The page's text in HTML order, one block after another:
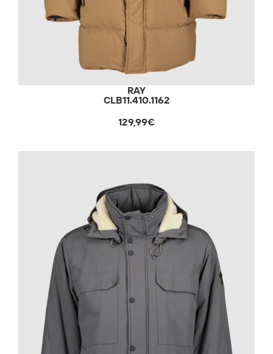
RAY
CLB11.410.1162
129,99€